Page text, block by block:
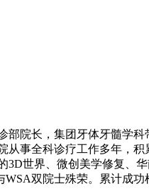
部院长，集团牙体牙髓学
从事全科诊疗工作多年，
3D世界、微创美学修复、
双院士殊荣。累计成功